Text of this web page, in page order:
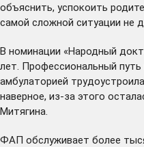
объяснить, успокоить
самой сложной ситуации не
В номинации «Народный
лет. Профессиональный
амбулаторией
наверное, из-за этого
Митягина.
ФАП обслуживает более